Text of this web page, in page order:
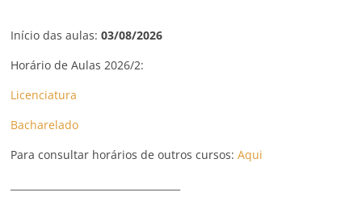
Início das aulas:03/08/2026
Horário de Aulas 2026/2:
Licenciatura
Bacharelado
Para consultar horários de outros cursos:Aqui